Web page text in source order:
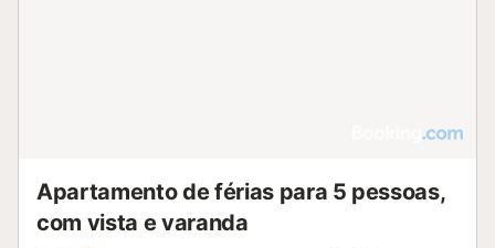
Apartamento de férias para 5 pessoas,
com vista e varanda